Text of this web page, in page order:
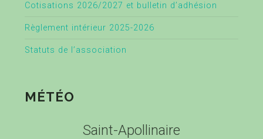
Cotisations 2026/2027 et bulletin d’adhésion
Règlement intérieur 2025-2026
Statuts de l’association
MÉTÉO
Saint-Apollinaire